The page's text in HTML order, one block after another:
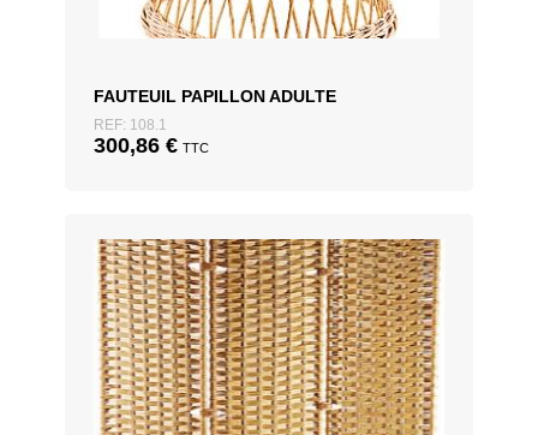
FAUTEUIL PAPILLON ADULTE
REF: 108.1
300,86 € TTC